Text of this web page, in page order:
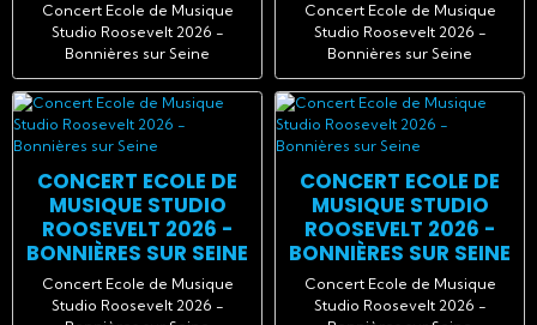
Concert Ecole de Musique
Studio Roosevelt 2026 -
Bonnières sur Seine
Concert Ecole de Musique
Studio Roosevelt 2026 -
Bonnières sur Seine
CONCERT ECOLE DE
MUSIQUE STUDIO
ROOSEVELT 2026 -
BONNIÈRES SUR SEINE
Concert Ecole de Musique
Studio Roosevelt 2026 -
CONCERT ECOLE DE
MUSIQUE STUDIO
ROOSEVELT 2026 -
BONNIÈRES SUR SEINE
Concert Ecole de Musique
Studio Roosevelt 2026 -